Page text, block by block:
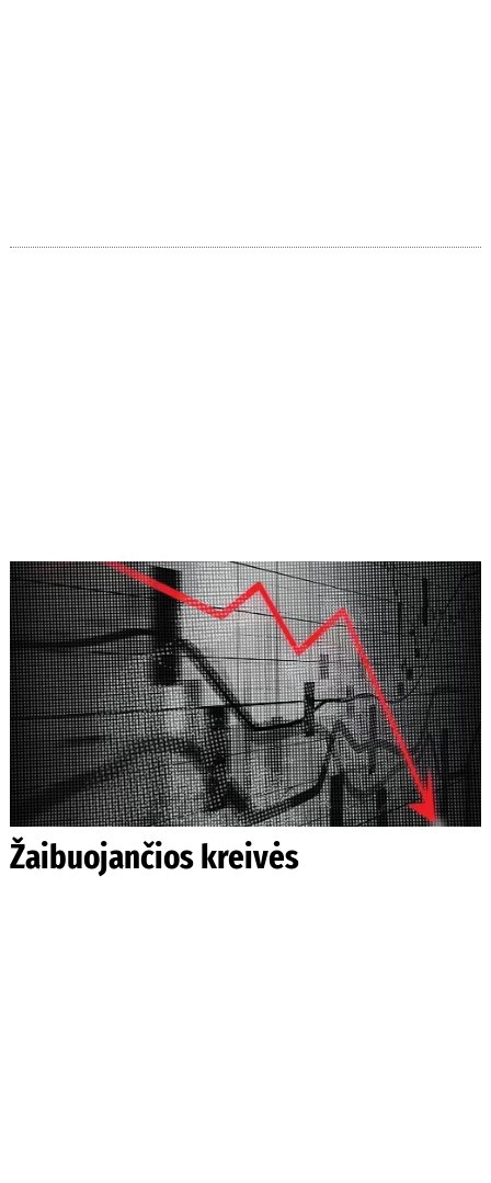
Žaibuojančios kreivės